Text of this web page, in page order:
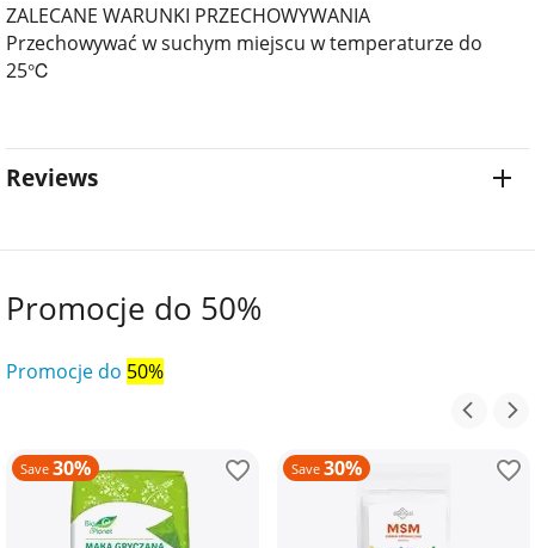
ZALECANE WARUNKI PRZECHOWYWANIA
Przechowywać w suchym miejscu w temperaturze do
25℃
Reviews
Promocje do 50%
Promocje do 50%
Save 30% Save 30%